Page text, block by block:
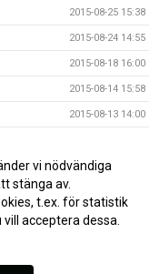
2015-08-25 15:38
2015-08-24 14:55
2015-08-18 16:00
2015-08-14 15:58
2015-08-13 14:00
2015-08-04 09:07
2015-07-31 09:21
vi nödvändiga
stänga av.
t.ex. för statistik
acceptera dessa.